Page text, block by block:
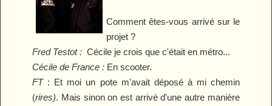
Comment êtes-vous arrivé sur le
projet ?
Fred Testot : Cécile je crois que c'était en métro...
Cécile de France : En scooter.
FT: Et moi un pote m'avait déposé à mi chemin
(rires). Mais sinon on est arrivé d'une autre manière